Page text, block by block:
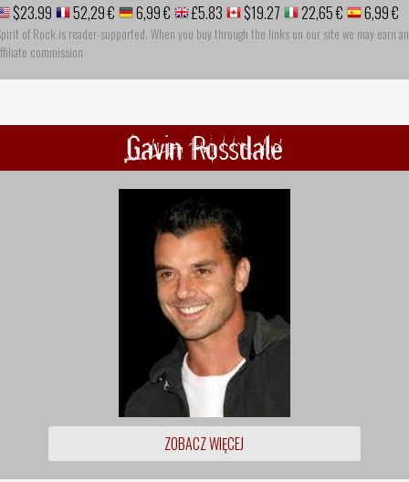
$23.99 52,29 € 6,99 € £5.83 $19.27 22,65 € 6,99 €
of Rock is reader-supported. When you buy through the links on our site we may earn an
commission
Gavin Rossdale
ZOBACZ WIĘCEJ